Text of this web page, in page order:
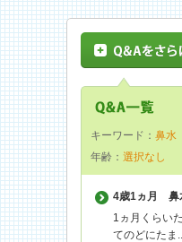
キーワード： 鼻水
年齢： 選択なし
4歳1ヵ月
鼻
1ヵ月くらい
てのどにたま...